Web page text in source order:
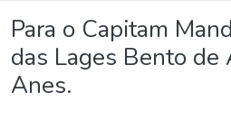
Para o Capitam
das Lages Bento
Anes.